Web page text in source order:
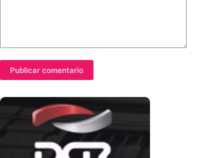
Publicar comentario